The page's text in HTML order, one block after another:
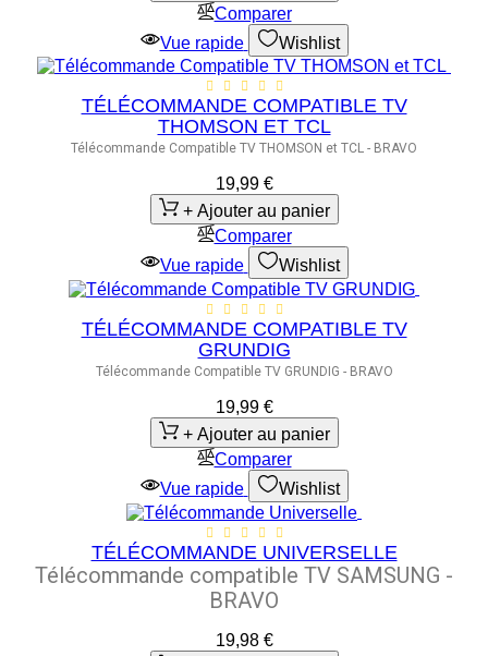
Comparer
Vue rapide
Wishlist
TÉLÉCOMMANDE COMPATIBLE TV
THOMSON ET TCL
Télécommande Compatible TV THOMSON et TCL - BRAVO
19,99 €
+ Ajouter au panier
Comparer
Vue rapide
Wishlist
TÉLÉCOMMANDE COMPATIBLE TV
GRUNDIG
Télécommande Compatible TV GRUNDIG - BRAVO
19,99 €
+ Ajouter au panier
Comparer
Vue rapide
Wishlist
TÉLÉCOMMANDE UNIVERSELLE
Télécommande compatible TV SAMSUNG -
BRAVO
19,98 €